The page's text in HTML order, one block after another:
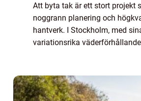
Att byta tak är ett stort projekt
noggrann planering och
hantverk. I Stockholm, med
variationsrika